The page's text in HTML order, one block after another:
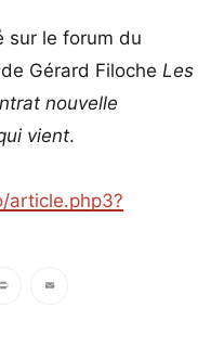
sur le forum du
Gérard Filoche Les
nouvelle
vient.
article.php3?